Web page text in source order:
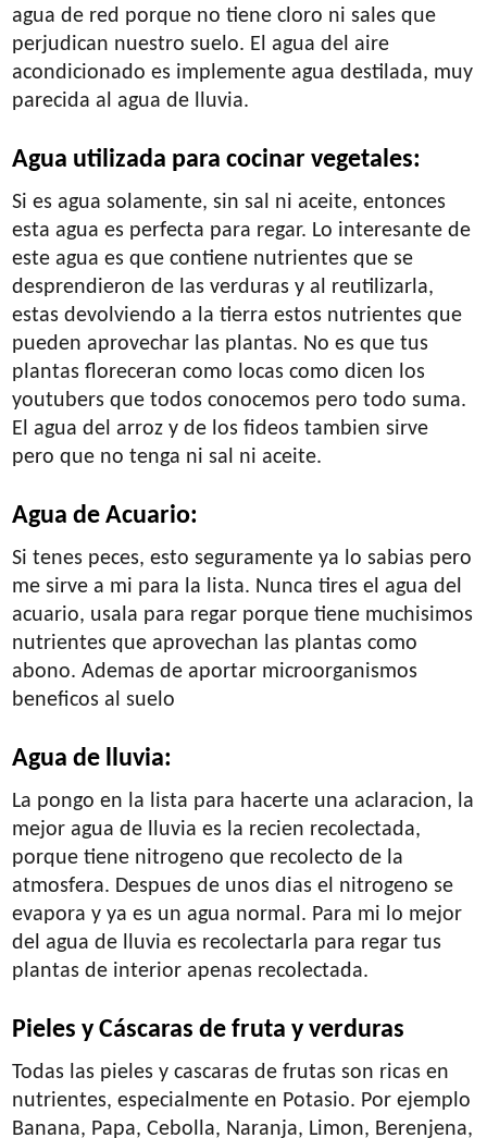
agua de red porque no tiene cloro ni sales que
perjudican nuestro suelo. El agua del aire
acondicionado es implemente agua destilada, muy
parecida al agua de lluvia.
Agua utilizada para cocinar vegetales:
Si es agua solamente, sin sal ni aceite, entonces
esta agua es perfecta para regar. Lo interesante de
este agua es que contiene nutrientes que se
desprendieron de las verduras y al reutilizarla,
estas devolviendo a la tierra estos nutrientes que
pueden aprovechar las plantas. No es que tus
plantas floreceran como locas como dicen los
youtubers que todos conocemos pero todo suma.
El agua del arroz y de los fideos tambien sirve
pero que no tenga ni sal ni aceite.
Agua de Acuario:
Si tenes peces, esto seguramente ya lo sabias pero
me sirve a mi para la lista. Nunca tires el agua del
acuario, usala para regar porque tiene muchisimos
nutrientes que aprovechan las plantas como
abono. Ademas de aportar microorganismos
beneficos al suelo
Agua de lluvia:
La pongo en la lista para hacerte una aclaracion, la
mejor agua de lluvia es la recien recolectada,
porque tiene nitrogeno que recolecto de la
atmosfera. Despues de unos dias el nitrogeno se
evapora y ya es un agua normal. Para mi lo mejor
del agua de lluvia es recolectarla para regar tus
plantas de interior apenas recolectada.
Pieles y Cáscaras de fruta y verduras
Todas las pieles y cascaras de frutas son ricas en
nutrientes, especialmente en Potasio. Por ejemplo
Banana, Papa, Cebolla, Naranja, Limon, Berenjena,